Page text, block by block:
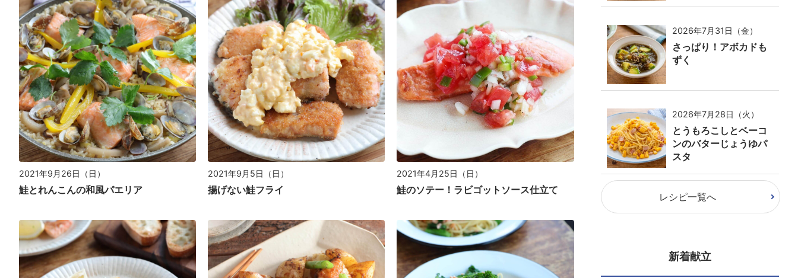
2021年9月26日（日）
鮭とれんこんの和風パエリア
2021年9月5日（日）
揚げない鮭フライ
2021年4月25日（日）
鮭のソテー！ラビゴットソース仕立て
2026年7月31日（金）
さっぱり！アボカドも
ずく
2026年7月28日（火）
とうもろこしとベーコ
ンのバターじょうゆパ
スタ
レシピ一覧へ
新着献立